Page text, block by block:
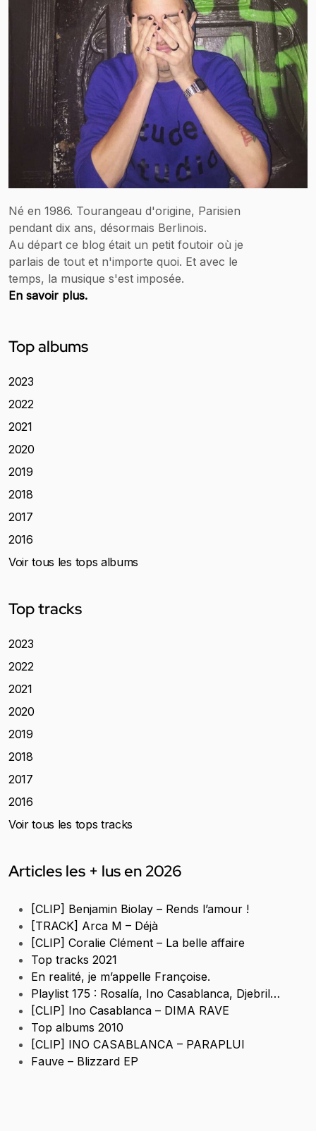
Né en 1986. Tourangeau d'origine, Parisien
pendant dix ans, désormais Berlinois.
Au départ ce blog était un petit foutoir où je
parlais de tout et n'importe quoi. Et avec le
temps, la musique s'est imposée.
En savoir plus.
Top albums
2023
2022
2021
2020
2019
2018
2017
2016
Voir tous les tops albums
Top tracks
2023
2022
2021
2020
2019
2018
2017
2016
Voir tous les tops tracks
Articles les + lus en 2026
[CLIP] Benjamin Biolay – Rends l’amour !
[TRACK] Arca M – Déjà
[CLIP] Coralie Clément – La belle affaire
Top tracks 2021
En realité, je m’appelle Françoise.
Playlist 175 : Rosalía, Ino Casablanca, Djebril…
[CLIP] Ino Casablanca – DIMA RAVE
Top albums 2010
[CLIP] INO CASABLANCA – PARAPLUI
Fauve – Blizzard EP